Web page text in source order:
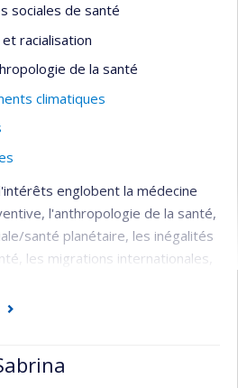
sociales de santé
et racialisation
de la santé
climatiques
englobent la médecine
l'anthropologie de la santé,
santé planétaire, les inégalités
les migrations internationales,
climatique et les
ci découlent tant de mes
humaines/sociales. Je